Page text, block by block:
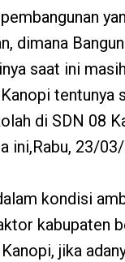
dimana
saat ini
tentunya
di SDN 08
ini,Rabu, 23/
kondisi
kabupaten
jika